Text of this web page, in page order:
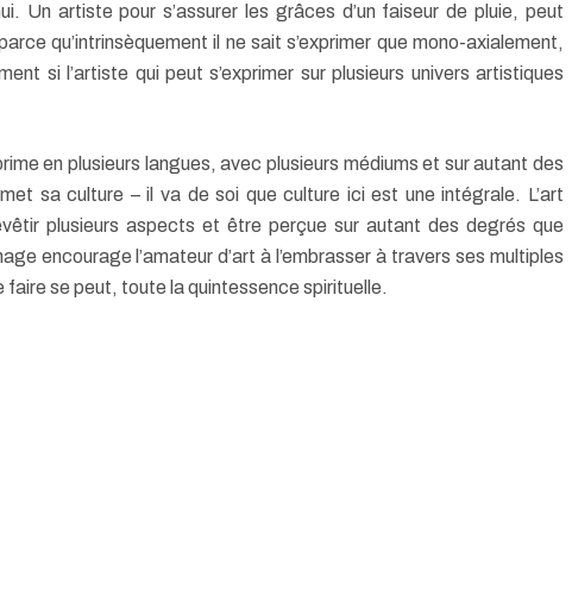
Un artiste pour s’assurer les grâces d’un faiseur de pluie, peut
qu’intrinsèquement il ne sait s’exprimer que mono-axialement,
si l’artiste qui peut s’exprimer sur plusieurs univers artistiques
en plusieurs langues, avec plusieurs médiums et sur autant des
sa culture – il va de soi que culture ici est une intégrale. L’art
plusieurs aspects et être perçue sur autant des degrés que
encourage l’amateur d’art à l’embrasser à travers ses multiples
se peut, toute la quintessence spirituelle.